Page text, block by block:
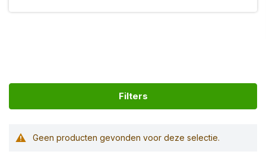
Filters
Geen producten gevonden voor deze selectie.